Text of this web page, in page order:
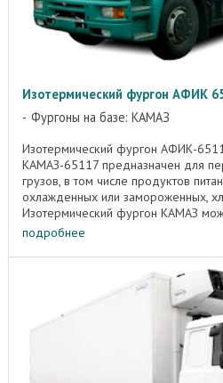
Изотермический фургон АФИК
Фургоны на базе: КАМАЗ
Изотермический фургон АФИК-
КАМАЗ-65117 предназначен для
грузов, в том числе продуктов
охлажденных или замороженных,
Изотермический фургон КАМАЗ
подробнее